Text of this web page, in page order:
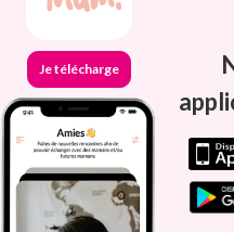
Je télécharge